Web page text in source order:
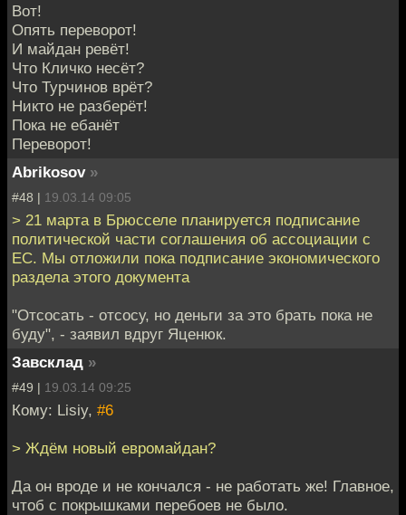
Вот!
Опять переворот!
И майдан ревёт!
Что Кличко несёт?
Что Турчинов врёт?
Никто не разберёт!
Пока не ебанёт
Переворот!
Abrikosov »
#48 | 19.03.14 09:05
> 21 марта в Брюсселе планируется подписание
политической части соглашения об ассоциации с
ЕС. Мы отложили пока подписание экономического
раздела этого документа
"Отсосать - отсосу, но деньги за это брать пока не
буду", - заявил вдруг Яценюк.
Завсклад »
#49 | 19.03.14 09:25
Кому: Lisiy, #6
> Ждём новый евромайдан?
Да oн вроде и не кончался - не работать же! Главное,
чтоб с покрышками перебоев не было.